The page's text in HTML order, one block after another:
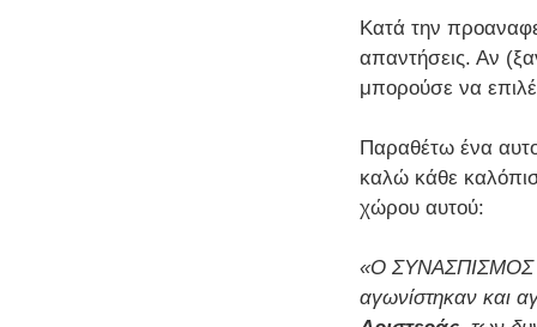
Κατά την
απαντήσεις. Αν
μπορούσε να
Παραθέτω ένα
καλώ κάθε
χώρου αυτού:
«Ο ΣΥΝΑΣΠΙΣΜΟΣ
αγωνίστηκαν και